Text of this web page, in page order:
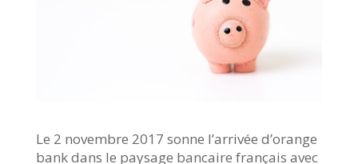
Le 2 novembre 2017 sonne l’arrivée d’orange
bank dans le paysage bancaire français avec